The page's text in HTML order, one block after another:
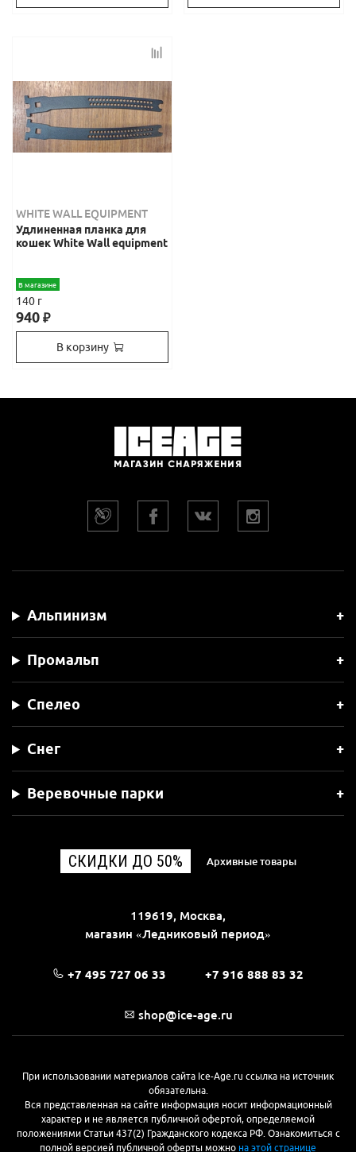
WHITE WALL EQUIPMENT
Удлиненная планка для
кошек White Wall equipment
В магазине
140 г
940₽
В корзину
Альпинизм
Промальп
Спелео
Снег
Веревочные парки
СКИДКИ ДО 50% Архивные товары
119619, Москва,
магазин «Ледниковый период»
+7 495 727 06 33 +7 916 888 83 32
shop@ice-age.ru
При использовании материалов сайта Ice-Age.ru ссылка на источник
обязательна.
Вся представленная на сайте информация носит информационный
характер и не является публичной офертой, определяемой
положениями Статьи 437(2) Гражданского кодекса РФ. Ознакомиться с
полной версией публичной оферты можно на этой странице